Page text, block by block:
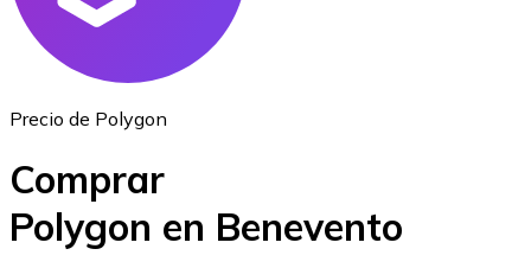
Precio de Polygon
Comprar
Polygon en Benevento